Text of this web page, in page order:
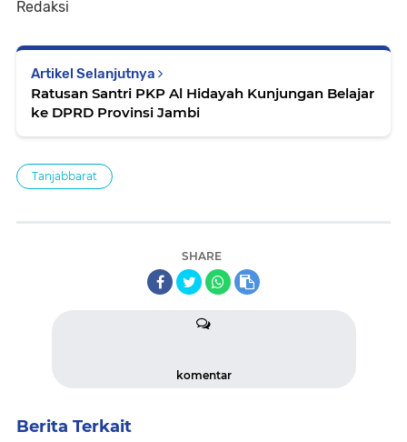
Redaksi
Artikel Selanjutnya
Ratusan Santri PKP Al Hidayah Kunjungan Belajar
ke DPRD Provinsi Jambi
Tanjabbarat
SHARE
komentar
Berita Terkait